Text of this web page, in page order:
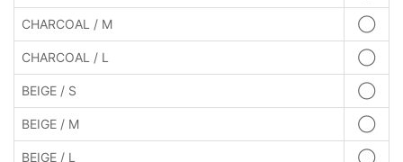
CHARCOAL / M ◯
CHARCOAL / L ◯
BEIGE / S ◯
BEIGE / M ◯
BEIGE / L ◯